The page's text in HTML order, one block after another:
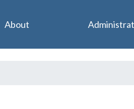
About